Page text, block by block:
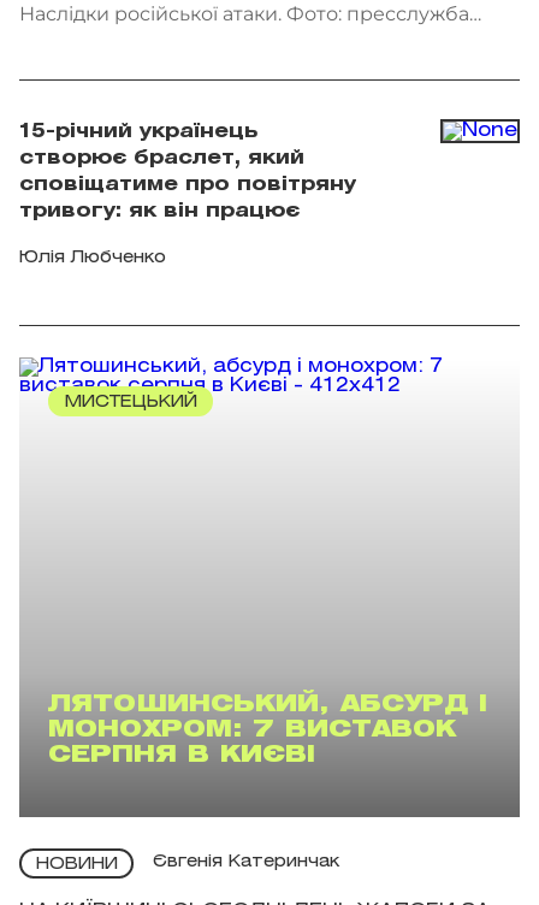
Наслідки російської атаки. Фото: пресслужба
15-річний українець
створює браслет, який
сповіщатиме про повітряну
тривогу: як він працює
Юлія Любченко
МИСТЕЦЬКИЙ
ЛЯТОШИНСЬКИЙ, АБСУРД І
МОНОХРОМ: 7 ВИСТАВОК
СЕРПНЯ В КИЄВІ
НОВИНИ Євгенія Катеринчак